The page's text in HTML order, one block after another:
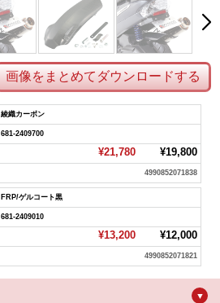
画像をまとめてダウンロードする
綾織カーボン
681-2409700
¥21,780¥19,800
4990852071838
FRP/ゲルコート黒
681-2409010
¥13,200¥12,000
4990852071821
▼